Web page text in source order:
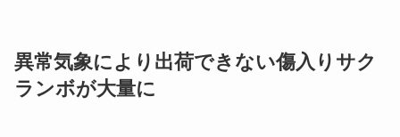
異常気象により出荷できない傷入りサク
ランボが大量に